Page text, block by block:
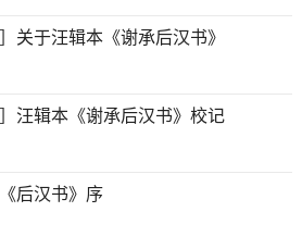
关于汪辑本《谢承后汉书》
汪辑本《谢承后汉书》校记
后汉书》序